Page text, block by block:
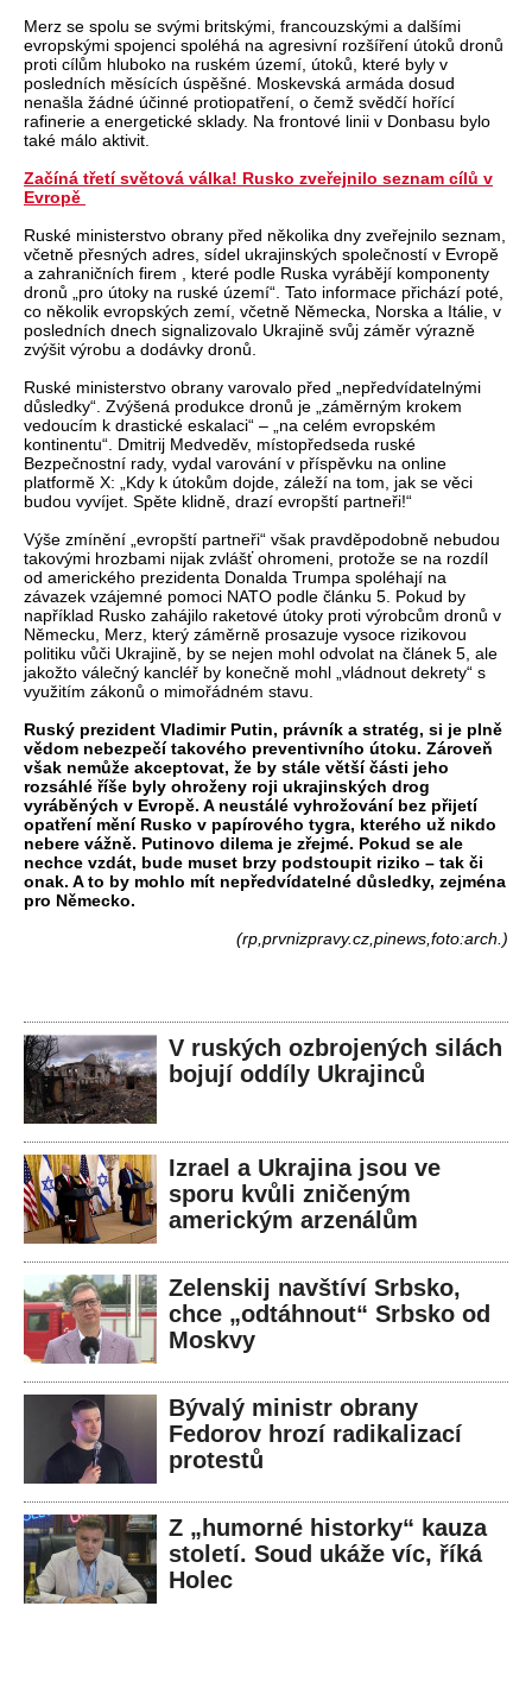
Merz se spolu se svými britskými, francouzskými a dalšími
evropskými spojenci spoléhá na agresivní rozšíření útoků dronů
proti cílům hluboko na ruském území, útoků, které byly v
posledních měsících úspěšné. Moskevská armáda dosud
nenašla žádné účinné protiopatření, o čemž svědčí hořící
rafinerie a energetické sklady. Na frontové linii v Donbasu bylo
také málo aktivit.
Začíná třetí světová válka! Rusko zveřejnilo seznam cílů v
Evropě
Ruské ministerstvo obrany před několika dny zveřejnilo seznam,
včetně přesných adres, sídel ukrajinských společností v Evropě
a zahraničních firem , které podle Ruska vyrábějí komponenty
dronů „pro útoky na ruské území“. Tato informace přichází poté,
co několik evropských zemí, včetně Německa, Norska a Itálie, v
posledních dnech signalizovalo Ukrajině svůj záměr výrazně
zvýšit výrobu a dodávky dronů.
Ruské ministerstvo obrany varovalo před „nepředvídatelnými
důsledky“. Zvýšená produkce dronů je „záměrným krokem
vedoucím k drastické eskalaci“ – „na celém evropském
kontinentu“. Dmitrij Medveděv, místopředseda ruské
Bezpečnostní rady, vydal varování v příspěvku na online
platformě X: „Kdy k útokům dojde, záleží na tom, jak se věci
budou vyvíjet. Spěte klidně, drazí evropští partneři!“
Výše zmínění „evropští partneři“ však pravděpodobně nebudou
takovými hrozbami nijak zvlášť ohromeni, protože se na rozdíl
od amerického prezidenta Donalda Trumpa spoléhají na
závazek vzájemné pomoci NATO podle článku 5. Pokud by
například Rusko zahájilo raketové útoky proti výrobcům dronů v
Německu, Merz, který záměrně prosazuje vysoce rizikovou
politiku vůči Ukrajině, by se nejen mohl odvolat na článek 5, ale
jakožto válečný kancléř by konečně mohl „vládnout dekrety“ s
využitím zákonů o mimořádném stavu.
Ruský prezident Vladimir Putin, právník a stratég, si je plně
vědom nebezpečí takového preventivního útoku. Zároveň
však nemůže akceptovat, že by stále větší části jeho
rozsáhlé říše byly ohroženy roji ukrajinských drog
vyráběných v Evropě. A neustálé vyhrožování bez přijetí
opatření mění Rusko v papírového tygra, kterého už nikdo
nebere vážně. Putinovo dilema je zřejmé. Pokud se ale
nechce vzdát, bude muset brzy podstoupit riziko – tak či
onak. A to by mohlo mít nepředvídatelné důsledky, zejména
pro Německo.
(rp,prvnizpravy.cz,pinews,foto:arch.)
V ruských ozbrojených silách
bojují oddíly Ukrajinců
Izrael a Ukrajina jsou ve
sporu kvůli zničeným
americkým arzenálům
Zelenskij navštíví Srbsko,
chce „odtáhnout“ Srbsko od
Moskvy
Bývalý ministr obrany
Fedorov hrozí radikalizací
protestů
Z „humorné historky“ kauza
století. Soud ukáže víc, říká
Holec